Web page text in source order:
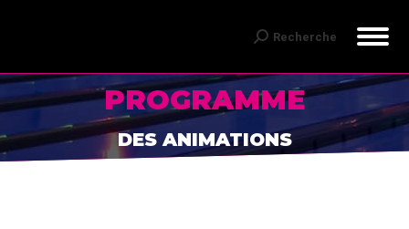
Recherche
Recherche
PROGRAMME
DES ANIMATIONS
Vous êtes ici :